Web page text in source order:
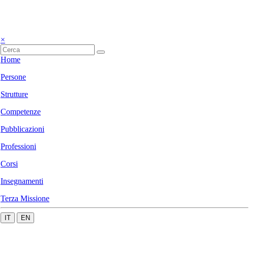
×
Home
Persone
Strutture
Competenze
Pubblicazioni
Professioni
Corsi
Insegnamenti
Terza Missione
IT EN